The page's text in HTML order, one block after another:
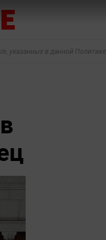
указанных в данной Политике.